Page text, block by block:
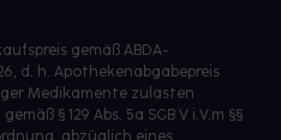
gemäß ABDA-
d. h. Apothekenabgabepreis
Medikamente zulasten
§ 129 Abs. 5a SGB V i.V.m §§